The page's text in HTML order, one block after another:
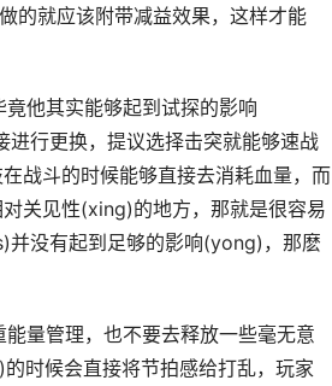
的就应该附带减益效果，这样才能
他其实能够起到试探的影响
行更换，提议选择击突就能够速战
战斗的时候能够直接去消耗血量，而
关见性(xing)的地方，那就是很容易
并没有起到足够的影响(yong)，那麽
量管理，也不要去释放一些毫无意
时候会直接将节拍感给打乱，玩家